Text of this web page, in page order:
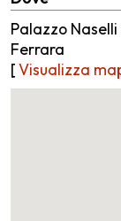
Palazzo
Ferrara
[Visualizza